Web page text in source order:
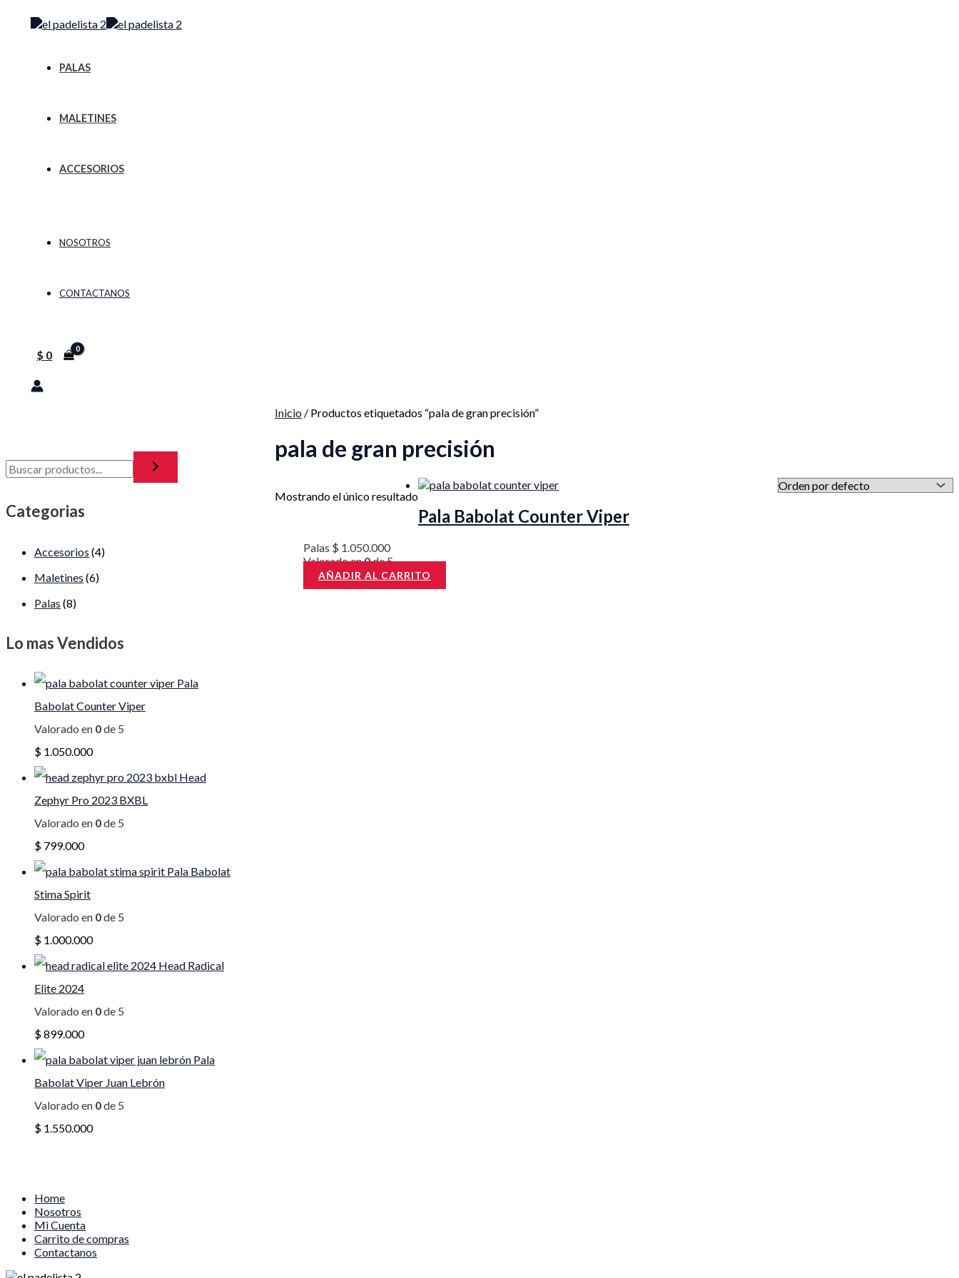
contenido
PALAS
MALETINES
ACCESORIOS
NOSOTROS
CONTACTANOS
$ 0
Categorias
Accesorios (4)
Maletines (6)
Palas (8)
Lo mas Vendidos
Pala
Babolat Counter Viper
Valorado en 0de 5
$ 1.050.000
Head
Zephyr Pro 2023 BXBL
Valorado en 0de 5
$ 799.000
Pala Babolat
Stima Spirit
Valorado en 0de 5
$ 1.000.000
Head Radical
Elite 2024
Valorado en 0de 5
$899.000
Pala
Babolat Viper Juan Lebrón
Valorado en 0de 5
$ 1.550.000
Inicio / Productos etiquetados “pala de gran precisión”
pala de gran precisión
Mostrando el único resultado
Pala Babolat Counter Viper
Palas $ 1.050.000
Valorado en0de 5
AÑADIR AL CARRITO
Home
Nosotros
Mi Cuenta
Carrito de compras
Contactanos